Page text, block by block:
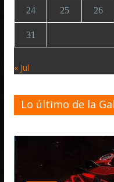
24 25 26
31
« Jul
Lo último de la